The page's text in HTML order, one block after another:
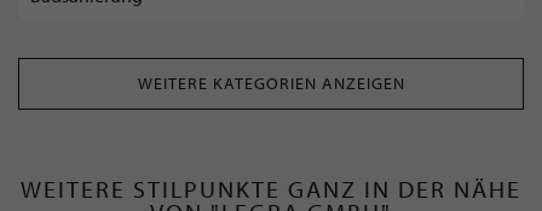
WEITERE KATEGORIEN ANZEIGEN
WEITERE STILPUNKTE GANZ IN DER NÄHE